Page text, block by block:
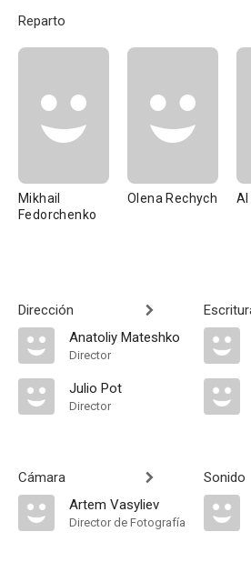
Reparto
Mikhail
Fedorchenko
Olena Rechych Al
Dirección
Anatoliy Mateshko
Director
Julio Pot
Director
Cámara
Artem Vasyliev
Director de Fotografía
Sonido